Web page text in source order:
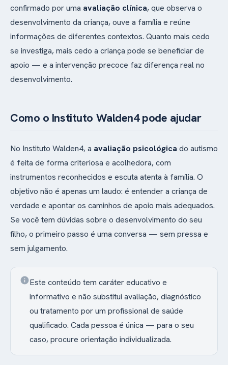
confirmado por uma avaliação clínica, que observa o
desenvolvimento da criança, ouve a família e reúne
informações de diferentes contextos. Quanto mais cedo
se investiga, mais cedo a criança pode se beneficiar de
apoio — e a intervenção precoce faz diferença real no
desenvolvimento.
Como o Instituto Walden4 pode ajudar
No Instituto Walden4, a avaliação psicológica do autismo
é feita de forma criteriosa e acolhedora, com
instrumentos reconhecidos e escuta atenta à família. O
objetivo não é apenas um laudo: é entender a criança de
verdade e apontar os caminhos de apoio mais adequados.
Se você tem dúvidas sobre o desenvolvimento do seu
filho, o primeiro passo é uma conversa — sem pressa e
sem julgamento.
infoEste conteúdo tem caráter educativo e
informativo e não substitui avaliação, diagnóstico
ou tratamento por um profissional de saúde
qualificado. Cada pessoa é única — para o seu
caso, procure orientação individualizada.